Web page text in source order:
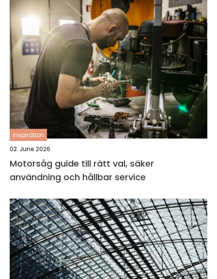
inspiration
02. June 2026
Motorsåg guide till rätt val, säker
användning och hållbar service